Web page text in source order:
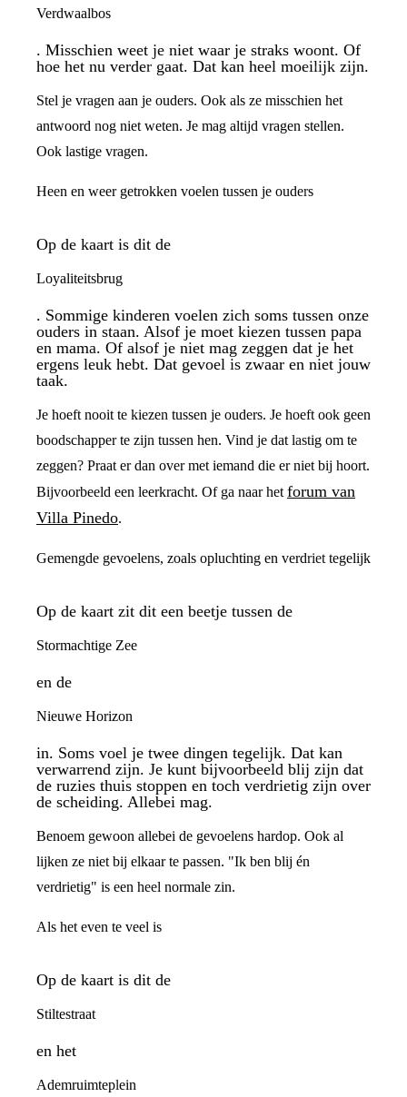
Verdwaalbos
. Misschien weet je niet waar je straks woont. Of
hoe het nu verder gaat. Dat kan heel moeilijk zijn.
Stel je vragen aan je ouders. Ook als ze misschien het
antwoord nog niet weten. Je mag altijd vragen stellen.
Ook lastige vragen.
Heen en weer getrokken voelen tussen je ouders
Op de kaart is dit de
Loyaliteitsbrug
. Sommige kinderen voelen zich soms tussen onze
ouders in staan. Alsof je moet kiezen tussen papa
en mama. Of alsof je niet mag zeggen dat je het
ergens leuk hebt. Dat gevoel is zwaar en niet jouw
taak.
Je hoeft nooit te kiezen tussen je ouders. Je hoeft ook geen
boodschapper te zijn tussen hen. Vind je dat lastig om te
zeggen? Praat er dan over met iemand die er niet bij hoort.
Bijvoorbeeld een leerkracht. Of ga naar het forum van
Villa Pinedo.
Gemengde gevoelens, zoals opluchting en verdriet tegelijk
Op de kaart zit dit een beetje tussen de
Stormachtige Zee
en de
Nieuwe Horizon
in. Soms voel je twee dingen tegelijk. Dat kan
verwarrend zijn. Je kunt bijvoorbeeld blij zijn dat
de ruzies thuis stoppen en toch verdrietig zijn over
de scheiding. Allebei mag.
Benoem gewoon allebei de gevoelens hardop. Ook al
lijken ze niet bij elkaar te passen. "Ik ben blij én
verdrietig" is een heel normale zin.
Als het even te veel is
Op de kaart is dit de
Stiltestraat
en het
Ademruimteplein